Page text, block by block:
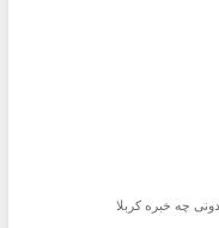
چه خبره کربلا